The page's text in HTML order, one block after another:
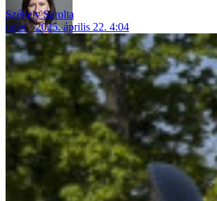
Székely Sarolta
üzlet
2025. április 22. 4:04